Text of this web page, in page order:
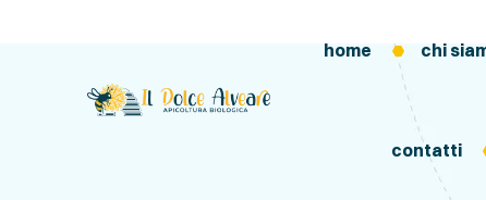
home chi
contatti